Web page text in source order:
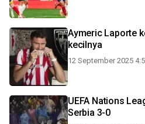
Aymeric Laporte
kecilnya
12 September 2025
UEFA Nations
Serbia 3-0